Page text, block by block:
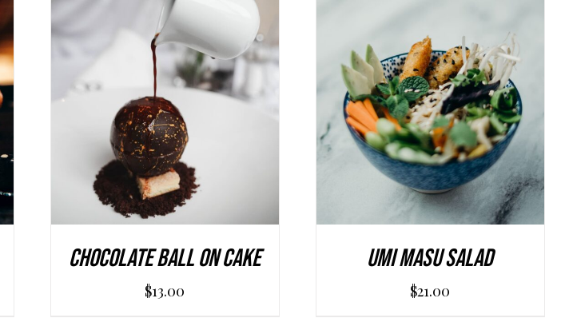
AGGIUNGI AL CARRELLO
/
DETAILS
Chocolate Ball On Cake
$13.00
AGGIUNGI AL CARRELLO
/
DETAILS
Umi Masu Salad
$21.00